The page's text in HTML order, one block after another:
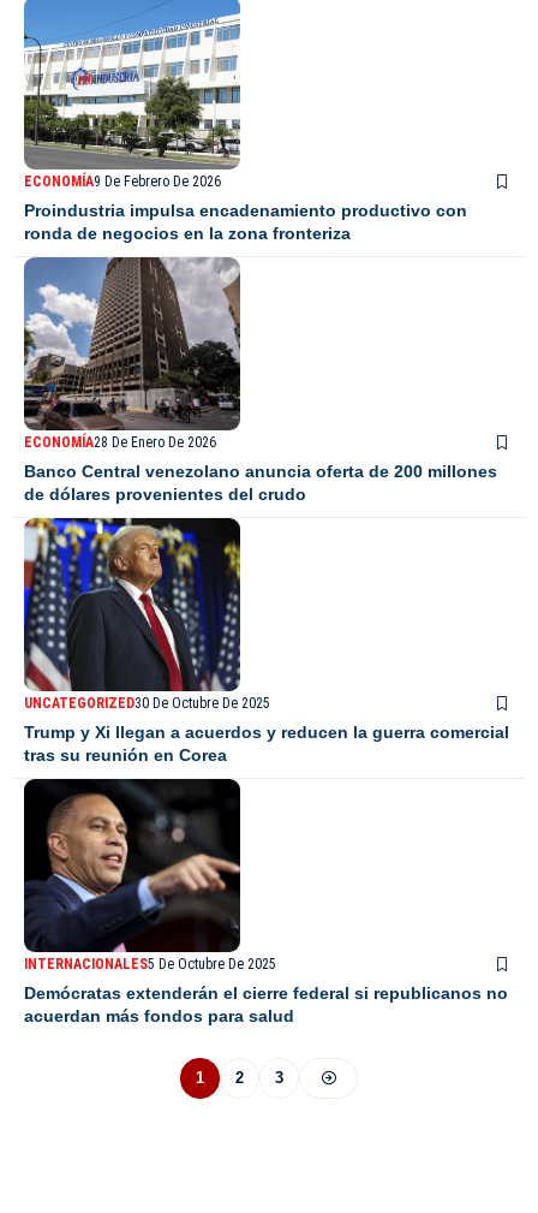
ECONOMÍA9 De Febrero De 2026
Proindustria impulsa encadenamiento productivo con
ronda de negocios en la zona fronteriza
ECONOMÍA28 De Enero De 2026
Banco Central venezolano anuncia oferta de 200 millones
de dólares provenientes del crudo
UNCATEGORIZED30 De Octubre De 2025
Trump y Xi llegan a acuerdos y reducen la guerra comercial
tras su reunión en Corea
INTERNACIONALES5 De Octubre De 2025
Demócratas extenderán el cierre federal si republicanos no
acuerdan más fondos para salud
1 2 3